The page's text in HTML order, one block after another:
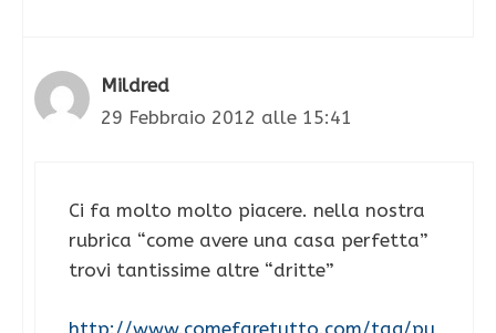
Mildred
29 Febbraio 2012 alle 15:41
Ci fa molto molto piacere. nella nostra
rubrica “come avere una casa perfetta”
trovi tantissime altre “dritte”
http://www.comefaretutto.com/tag/pu